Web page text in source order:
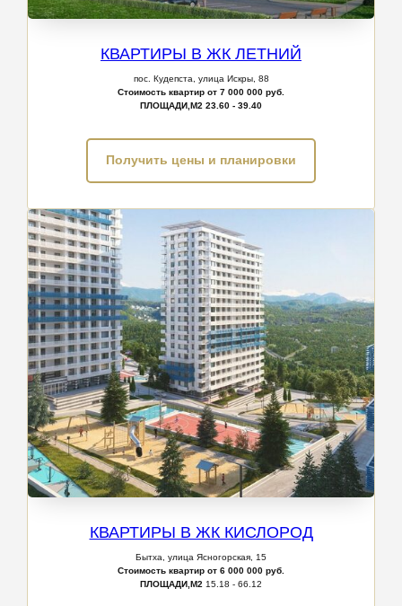
КВАРТИРЫ В ЖК ЛЕТНИЙ
пос. Кудепста, улица Искры, 88
Стоимость квартир от 7 000 000 руб.
ПЛОЩАДИ,М2 23.60 - 39.40
Получить цены и планировки
КВАРТИРЫ В ЖК КИСЛОРОД
Бытха, улица Ясногорская, 15
Стоимость квартир от 6 000 000 руб.
ПЛОЩАДИ,М2 15.18 - 66.12